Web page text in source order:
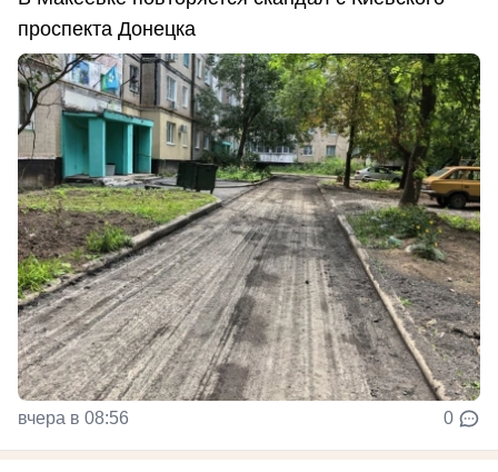
проспекта Донецка
вчера в 08:56 0